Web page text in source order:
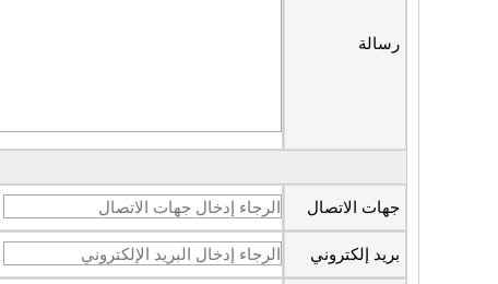
رسالة
جهات الاتصال
بريد إلكتروني